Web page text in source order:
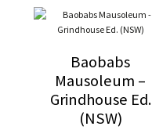
Baobabs
Mausoleum –
Grindhouse Ed.
(NSW)